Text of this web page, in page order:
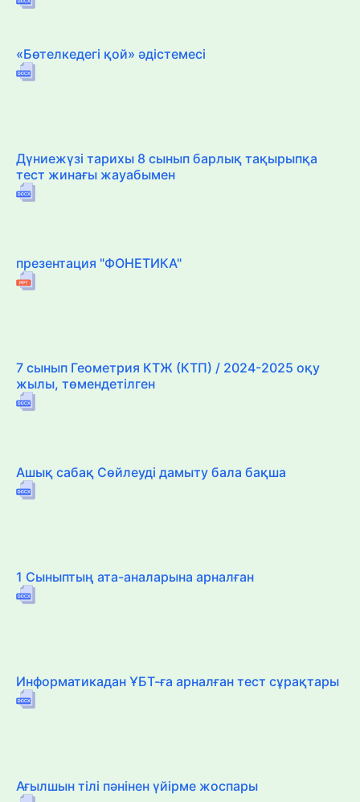
«Бөтелкедегі қой» әдістемесі
Дүниежүзі тарихы 8 сынып барлық тақырыпқа
тест жинағы жауабымен
презентация "ФОНЕТИКА"
7 сынып Геометрия КТЖ (КТП) / 2024-2025 оқу
жылы, төмендетілген
Ашық сабақ Сөйлеуді дамыту бала бақша
1 Сыныптың ата-аналарына арналған
Информатикадан ҰБТ-ға арналған тест сұрақтары
Ағылшын тілі пәнінен үйірме жоспары